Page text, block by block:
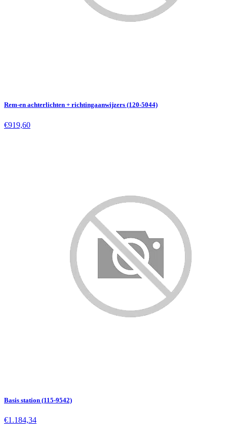
Rem-en achterlichten + richtingaanwijzers (120-5044)
€919,60
Basis station (115-9542)
€1.184,34